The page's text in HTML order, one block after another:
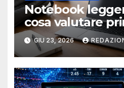
Notebook
cosa valutare
scelta
GIU 23, 2026